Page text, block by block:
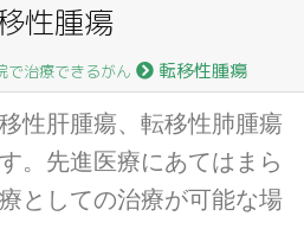
性腫瘍
で治療できるがん 転移性腫瘍
性肝腫瘍、転移性肺腫瘍
。先進医療にあてはまら
としての治療が可能な場